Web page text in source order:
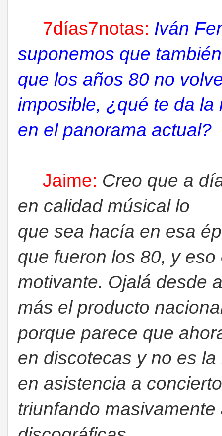
7días7notas: Iván
suponemos que
que los años 80 no
imposible, ¿qué te da
en el panorama actual?
Jaime: Creo que a
en calidad músical lo
que sea hacía en esa
que fueron los 80, y eso
motivante. Ojalá desde
más el producto
porque parece que
en discotecas y no es
en asistencia a
triunfando